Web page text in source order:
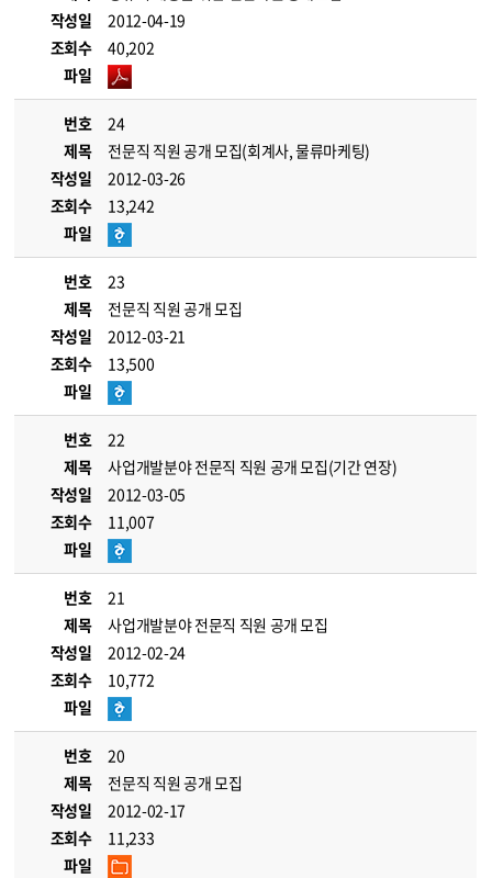
작성일
2012-04-19
조회수
40,202
파일
번호
24
제목
전문직 직원 공개 모집(회계사, 물류마케팅)
작성일
2012-03-26
조회수
13,242
파일
번호
23
제목
전문직 직원 공개 모집
작성일
2012-03-21
조회수
13,500
파일
번호
22
제목
사업개발분야 전문직 직원 공개 모집(기간 연장)
작성일
2012-03-05
조회수
11,007
파일
번호
21
제목
사업개발분야 전문직 직원 공개 모집
작성일
2012-02-24
조회수
10,772
파일
번호
20
제목
전문직 직원 공개 모집
작성일
2012-02-17
조회수
11,233
파일